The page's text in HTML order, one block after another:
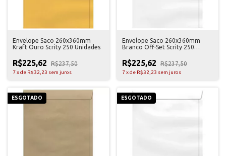
Envelope Saco 260x360mm
Kraft Ouro Scrity 250 Unidades
R$225,62 R$237,50
7xde R$32,23 sem juros
Envelope Saco 260x360mm
Branco Off-Set Scrity 250
R$225,62 R$237,50
7 xde R$32,23 sem juros
ESGOTADO ESGOTADO